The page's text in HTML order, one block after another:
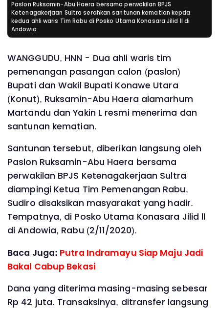
Paslon Ruksamin-Abu Haera bersama perwakilan BPJS
Ketenagakerjaan Sultra serahkan santunan kematian kepda
kedua ahli waris Tim Rabu di Posko Utama Konasara Jilid ll di
Andowia
WANGGUDU, HNN - Dua ahli waris tim
pemenangan pasangan calon (paslon)
Bupati dan Wakil Bupati Konawe Utara
(Konut), Ruksamin-Abu Haera alamarhum
Martandu dan Yakin L resmi menerima dan
santunan kematian.
Santunan tersebut, diberikan langsung oleh
Paslon Ruksamin-Abu Haera bersama
perwakilan BPJS Ketenagakerjaan Sultra
diampingi Ketua Tim Pemenangan Rabu,
Sudiro disaksikan masyarakat yang hadir.
Tempatnya, di Posko Utama Konasara Jilid ll
di Andowia, Rabu (2/11/2020).
Baca Juga: Putra Indramayu Siap Maju Jadi
Bakal Cabup Bekasi
Dana yang diterima masing-masing sebesar
Rp 42 juta. Transaksinya, ditransfer langsung